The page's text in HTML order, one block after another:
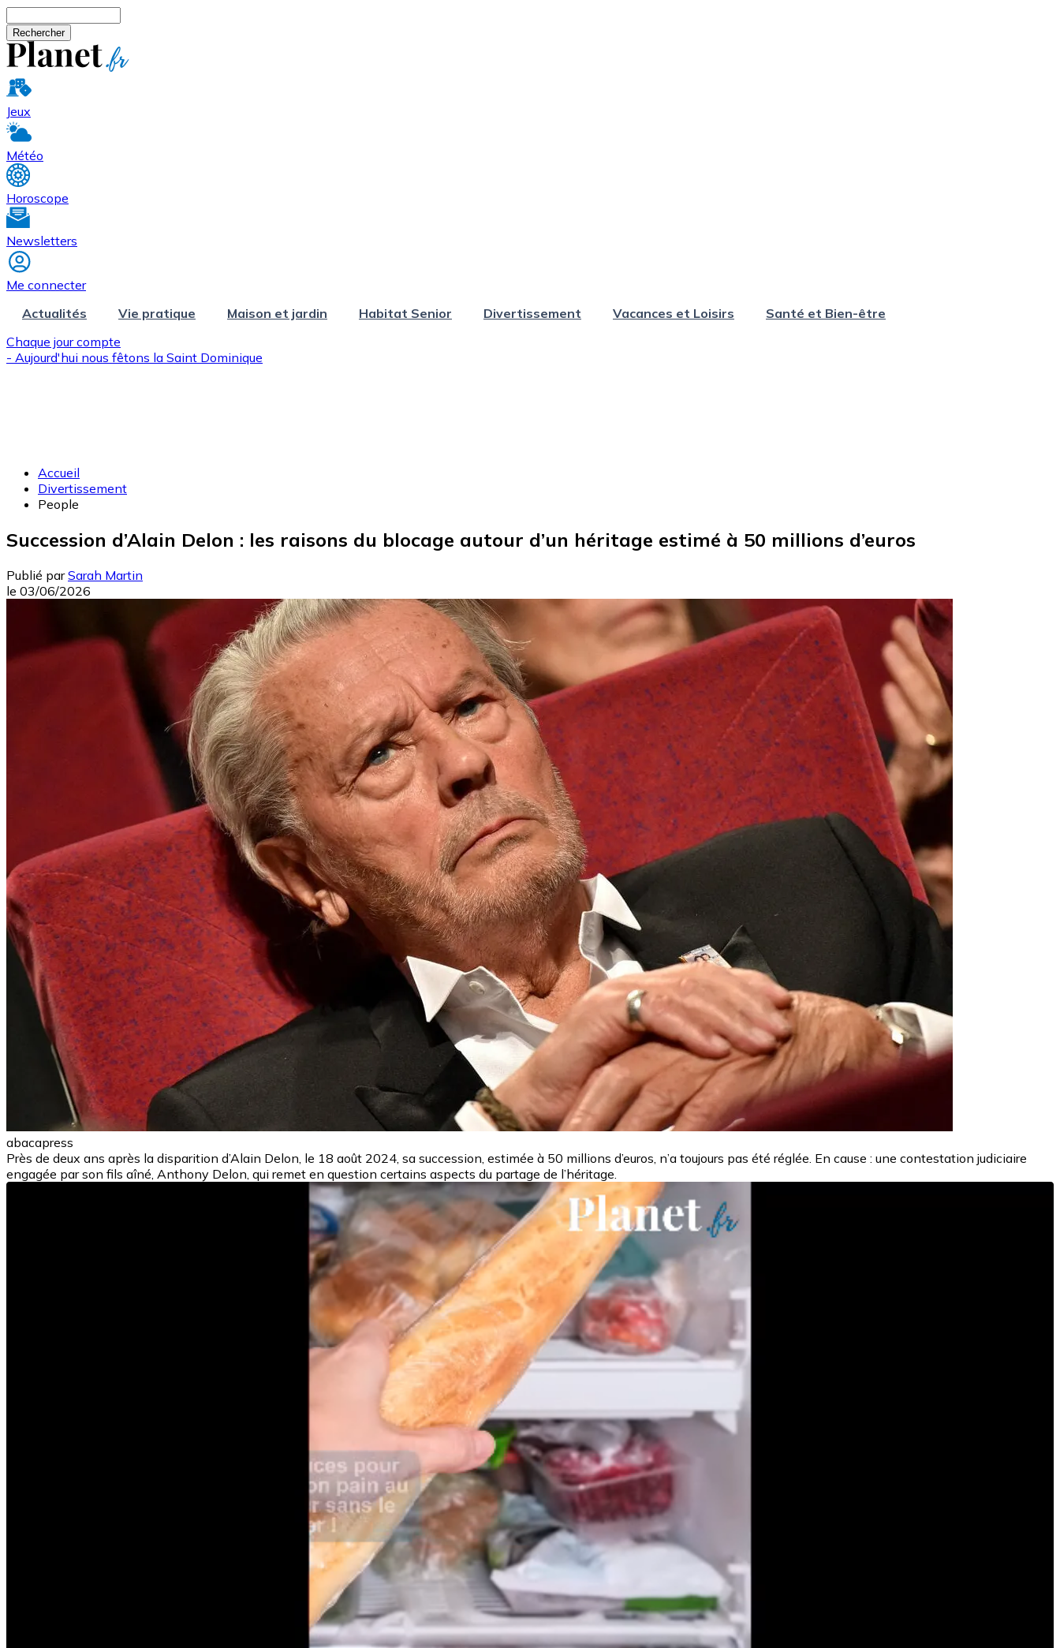
Jeux
Météo
Horoscope
Newsletters
Me connecter
Actualités
Vie pratique Maison et jardin Habitat Senior Divertissement Vacances et Loisirs
Santé et Bien-être
Chaque jour compte
- Aujourd'hui nous fêtons la Saint Dominique
Accueil
Divertissement
People
Succession d’Alain Delon : les raisons du blocage autour d’un héritage estimé à 50 millions d’euros
Publié par Sarah Martin
le 03/06/2026
abacapress
Près de deux ans après la disparition d’Alain Delon, le 18 août 2024, sa succession, estimée à 50 millions d’euros, n’a toujours pas été réglée. En cause : une contestation judiciaire
engagée par son fils aîné, Anthony Delon, qui remet en question certains aspects du partage de l’héritage.